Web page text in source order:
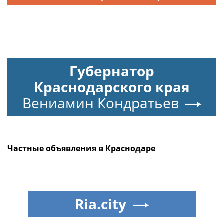
Губернатор
Краснодарского края
Вениамин Кондратьев
Частные объявления в Краснодаре
Ria.city